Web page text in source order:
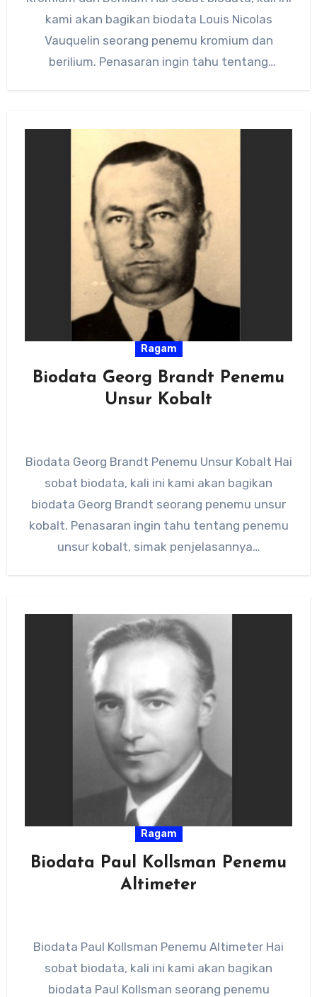
kami akan bagikan biodata Louis Nicolas
Vauquelin seorang penemu kromium dan
berilium. Penasaran ingin tahu tentang
Ragam
Biodata Georg Brandt Penemu
Unsur Kobalt
Biodata Georg Brandt Penemu Unsur Kobalt Hai
sobat biodata, kali ini kami akan bagikan
biodata Georg Brandt seorang penemu unsur
kobalt. Penasaran ingin tahu tentang penemu
unsur kobalt, simak penjelasannya…
Ragam
Biodata Paul Kollsman Penemu
Altimeter
Biodata Paul Kollsman Penemu Altimeter Hai
sobat biodata, kali ini kami akan bagikan
biodata Paul Kollsman seorang penemu